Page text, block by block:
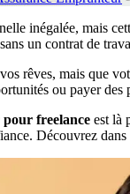
inégalée, mais
un contrat de
rêves, mais que
ou payer des
freelance est là
Découvrez